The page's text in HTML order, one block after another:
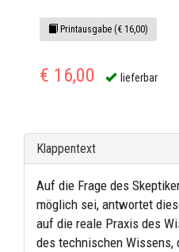
Printausgabe (€ 16,00)
€ 16,00 lieferbar
Klappentext
Auf die Frage des
möglich sei, antwortet
auf die reale Praxis des
des technischen